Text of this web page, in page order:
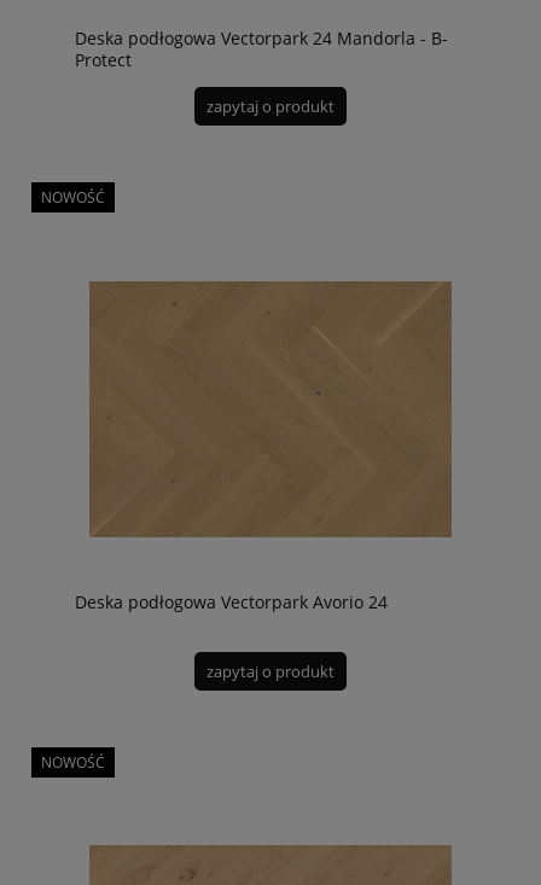
Deska podłogowa Vectorpark 24 Mandorla - B-
Protect
zapytaj o produkt
Deska podłogowa Vectorpark Avorio 24
zapytaj o produkt
NOWOŚĆ
NOWOŚĆ